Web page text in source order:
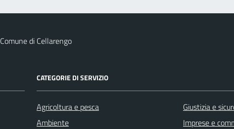
Comune di Cellarengo
CATEGORIE DI SERVIZIO
Agricoltura e pesca
Ambiente
Giustizia e
Imprese e